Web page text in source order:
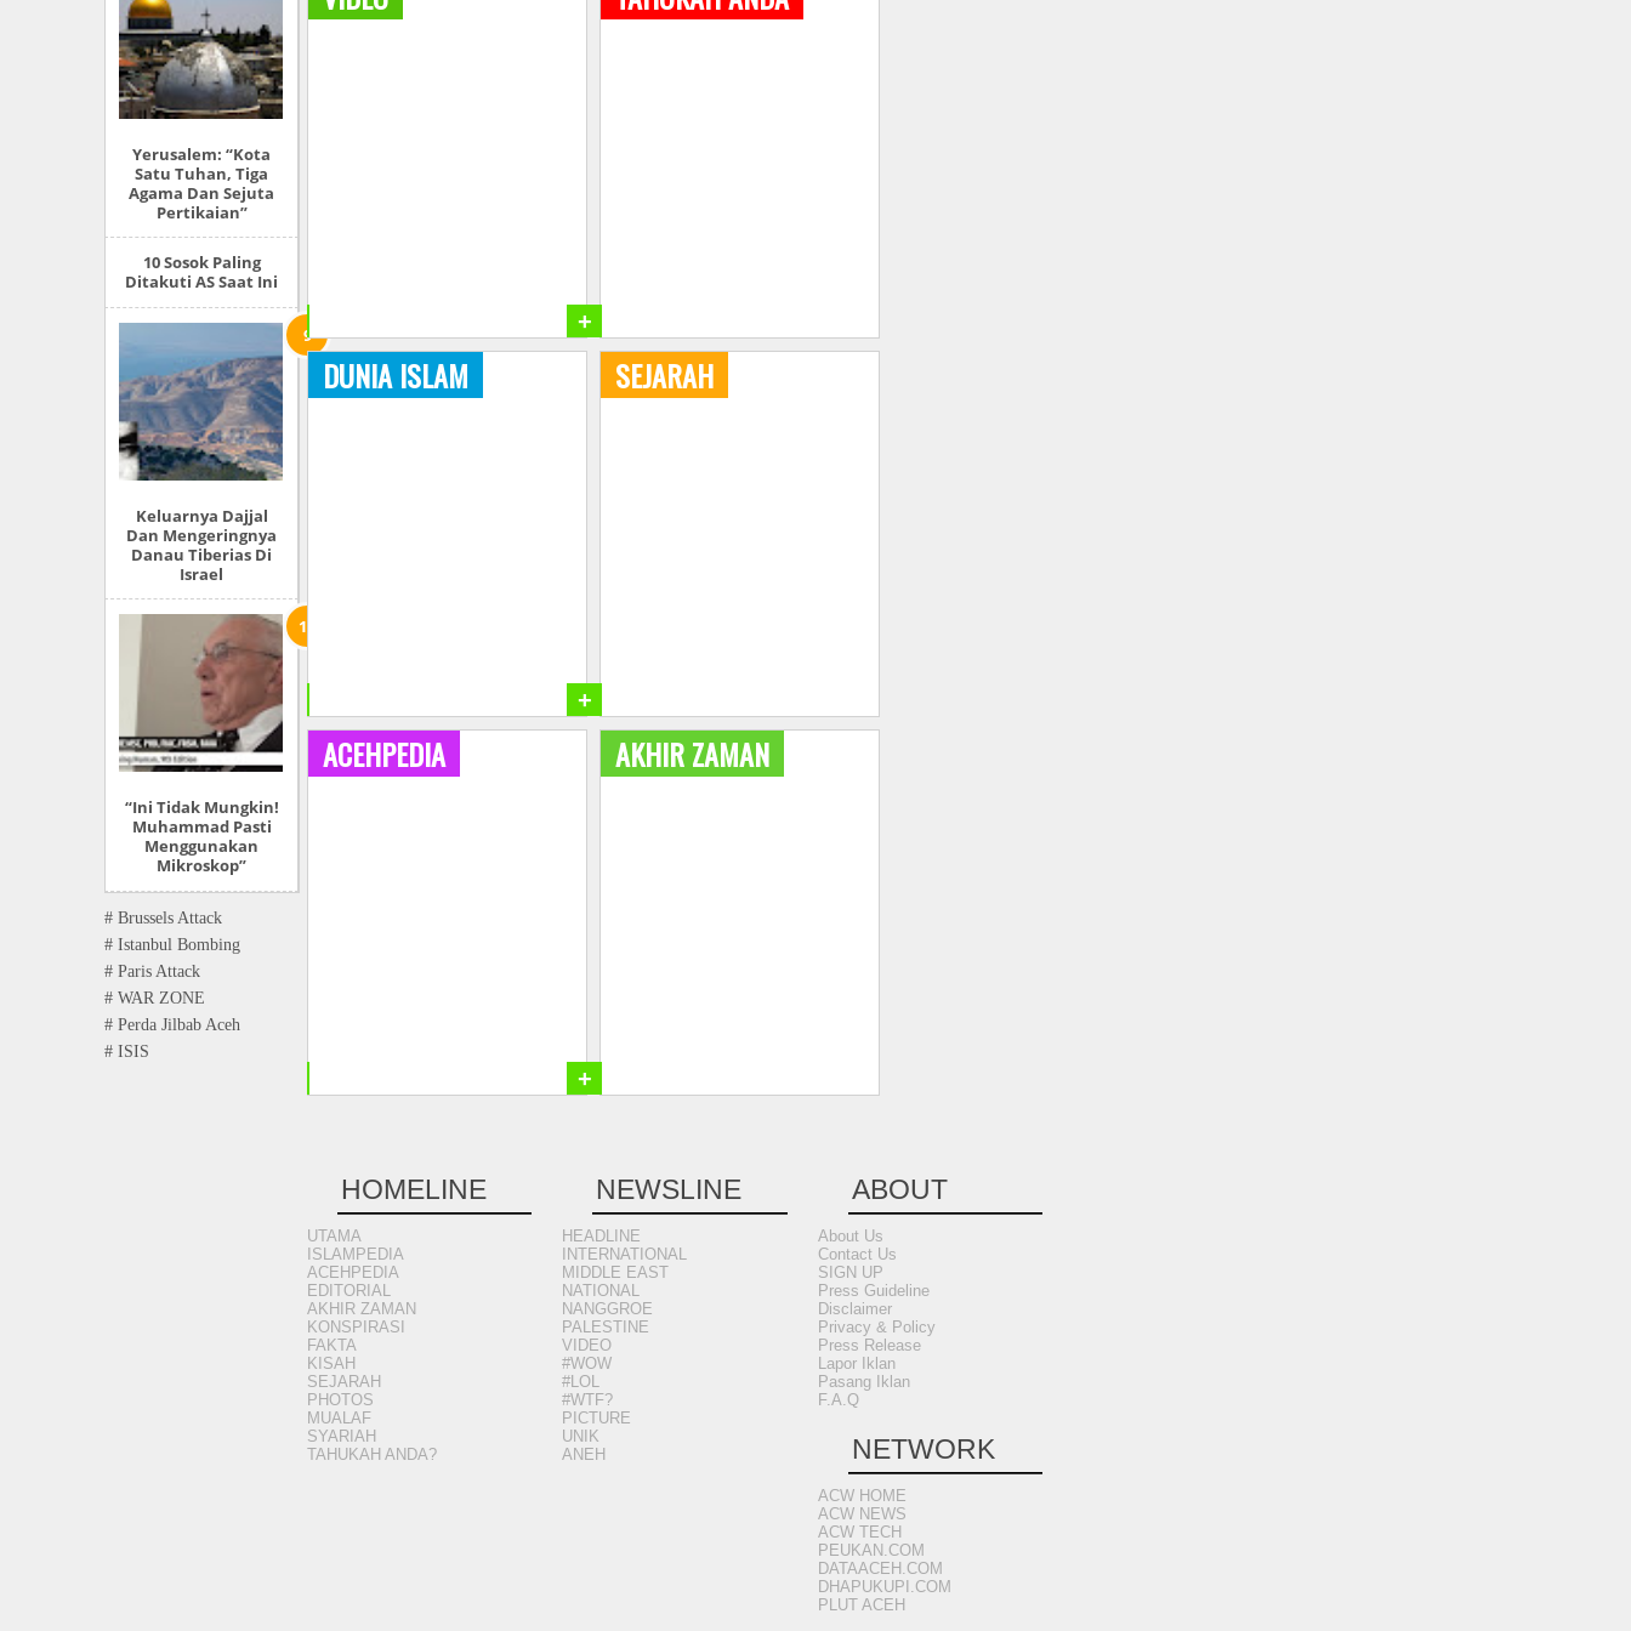
Yerusalem: “Kota
Satu Tuhan, Tiga
Agama Dan Sejuta
Pertikaian”
10 Sosok Paling
Ditakuti AS Saat Ini
Keluarnya Dajjal
Dan Mengeringnya
Danau Tiberias Di
Israel
“Ini Tidak Mungkin!
Muhammad Pasti
Menggunakan
Mikroskop”
# Brussels Attack
# Istanbul Bombing
# Paris Attack
# WAR ZONE
# Perda Jilbab Aceh
# ISIS
+ +
DUNIA ISLAM SEJARAH
+
ACEHPEDIA AKHIR ZAMAN
+
HOMELINE
UTAMA
ISLAMPEDIA
ACEHPEDIA
EDITORIAL
AKHIR ZAMAN
KONSPIRASI
FAKTA
KISAH
SEJARAH
PHOTOS
MUALAF
SYARIAH
TAHUKAH ANDA?
NEWSLINE
HEADLINE
INTERNATIONAL
MIDDLE EAST
NATIONAL
NANGGROE
PALESTINE
VIDEO
#WOW
#LOL
#WTF?
PICTURE
UNIK
ANEH
ABOUT
About Us
Contact Us
SIGN UP
Press Guideline
Disclaimer
Privacy & Policy
Press Release
Lapor Iklan
Pasang Iklan
F.A.Q
NETWORK
ACW HOME
ACW NEWS
ACW TECH
PEUKAN.COM
DATAACEH.COM
DHAPUKUPI.COM
PLUT ACEH